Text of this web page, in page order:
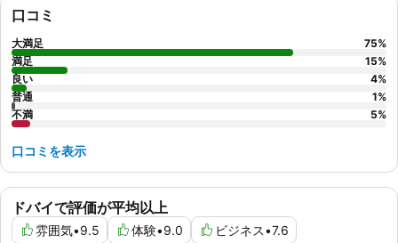
ドバイで評価が平均以上
雰囲気•9.5 体験•9.0 ビジネス•7.6
口コミ
大満足 75%
満足
15%
良い
4%
普通
1%
不満
5%
口コミを表示